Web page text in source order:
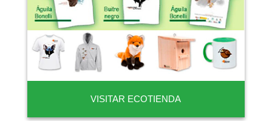
VISITAR ECOTIENDA